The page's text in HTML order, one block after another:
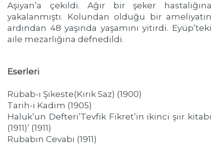
Aşiyan’a çekildi. Ağır bir şeker hastalığına
yakalanmıştı. Kolundan olduğu bir ameliyatın
ardından 48 yaşında yaşamını yitirdi. Eyüp’teki
aile mezarlığına defnedildi.
Eserleri
Rübab-ı Şikeste(Kırık Saz) (1900)
Tarih-i Kadim (1905)
Haluk’un Defteri’Tevfik Fikret’in ikinci şiir kitabı
(1911)’ (1911)
Rubabın Cevabı (1911)